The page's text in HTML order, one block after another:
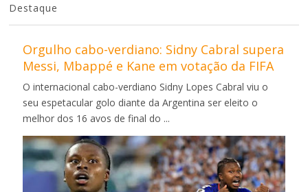
Destaque
Orgulho cabo-verdiano: Sidny Cabral supera
Messi, Mbappé e Kane em votação da FIFA
O internacional cabo-verdiano Sidny Lopes Cabral viu o
seu espetacular golo diante da Argentina ser eleito o
melhor dos 16 avos de final do ...